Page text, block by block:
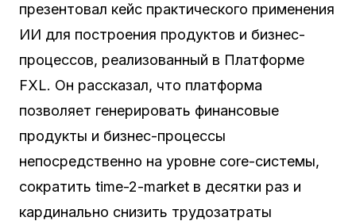
презентовал кейс практического применения
ИИ для построения продуктов и бизнес-
процессов, реализованный в Платформе
FXL. Он рассказал, что платформа
позволяет генерировать финансовые
продукты и бизнес-процессы
непосредственно на уровне core-системы,
сократить time-2-market в десятки раз и
кардинально снизить трудозатраты